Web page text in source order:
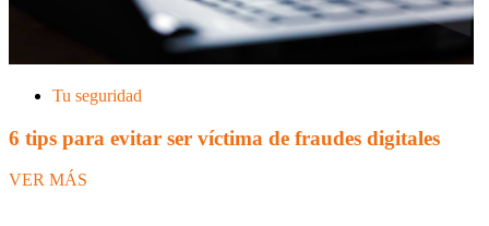
Tu seguridad
6 tips para evitar ser víctima de fraudes digitales
VER MÁS